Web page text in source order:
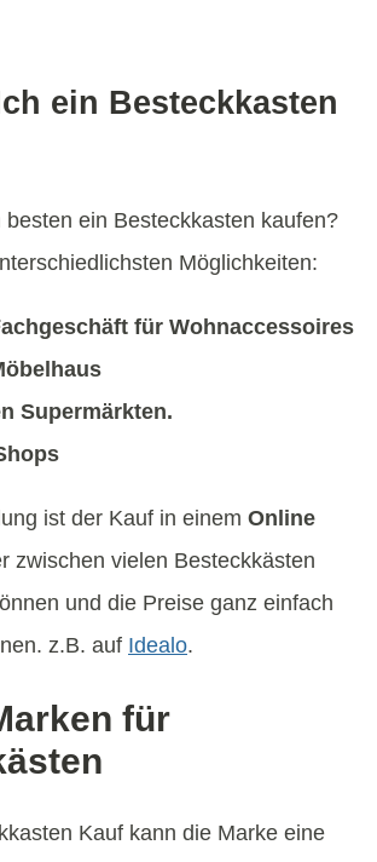
ein Besteckkasten
ein Besteckkasten kaufen?
Möglichkeiten:
für Wohnaccessoires
Supermärkten.
ist der Kauf in einem Online
zwischen vielen Besteckkästen
und die Preise ganz einfach
z.B. auf Idealo.
für
Kauf kann die Marke eine